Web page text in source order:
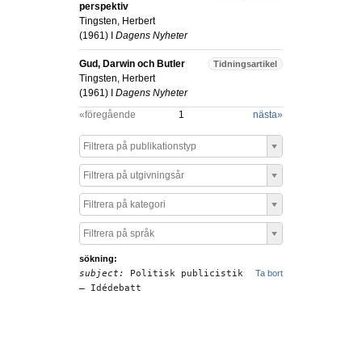
perspektiv
Tingsten, Herbert
(1961) I Dagens Nyheter
Tidningsartikel
Gud, Darwin och Butler
Tingsten, Herbert
(1961) I Dagens Nyheter
«föregående
1 nästa»
Filtrera på publikationstyp
Filtrera på utgivningsår
Filtrera på kategori
Filtrera på språk
sökning:
Ta bort
subject:
Politisk publicistik
– Idédebatt